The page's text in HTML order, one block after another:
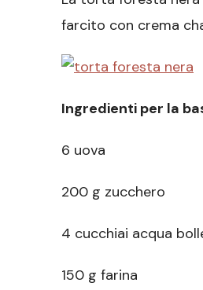
farcito con crema
Ingredienti per la
6 uova
200 g zucchero
4 cucchiai acqua
150 g farina